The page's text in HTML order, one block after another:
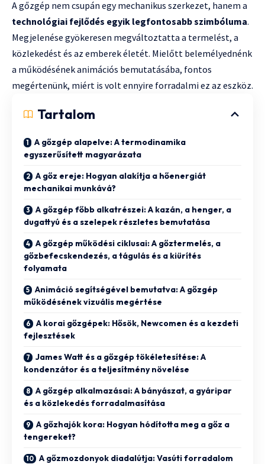
A gőzgép nem csupán egy mechanikus szerkezet, hanem a
technológiai fejlődés egyik legfontosabb szimbóluma.
Megjelenése gyökeresen megváltoztatta a termelést, a
közlekedést és az emberek életét. Mielőtt belemélyednénk
a működésének animációs bemutatásába, fontos
megértenünk, miért is volt ennyire forradalmi ez az eszköz.
Tartalom
A gőzgép alapelve: A termodinamika
egyszerűsített magyarázata
A gőz ereje: Hogyan alakítja a hőenergiát
mechanikai munkává?
A gőzgép főbb alkatrészei: A kazán, a henger, a
dugattyú és a szelepek részletes bemutatása
A gőzgép működési ciklusai: A gőztermelés, a
gőzbefecskendezés, a tágulás és a kiürítés
folyamata
Animáció segítségével bemutatva: A gőzgép
működésének vizuális megértése
A korai gőzgépek: Hősök, Newcomen és a kezdeti
fejlesztések
James Watt és a gőzgép tökéletesítése: A
kondenzátor és a teljesítmény növelése
A gőzgép alkalmazásai: A bányászat, a gyáripar
és a közlekedés forradalmasítása
A gőzhajók kora: Hogyan hódította meg a gőz a
tengereket?
A gőzmozdonyok diadalútja: Vasúti forradalom